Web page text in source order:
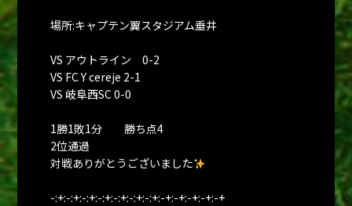
場所:キャプテン翼スタジアム垂井
VS アウトライン 0-2
VS FC Y cereje 2-1
VS 岐阜西SC 0-0
1勝1敗1分 勝ち点4
2位通過
対戦ありがとうございました
-:+:-:+:-:+:-:+:-:+:-:+:-:+:-+:-+:-+:-+:-+